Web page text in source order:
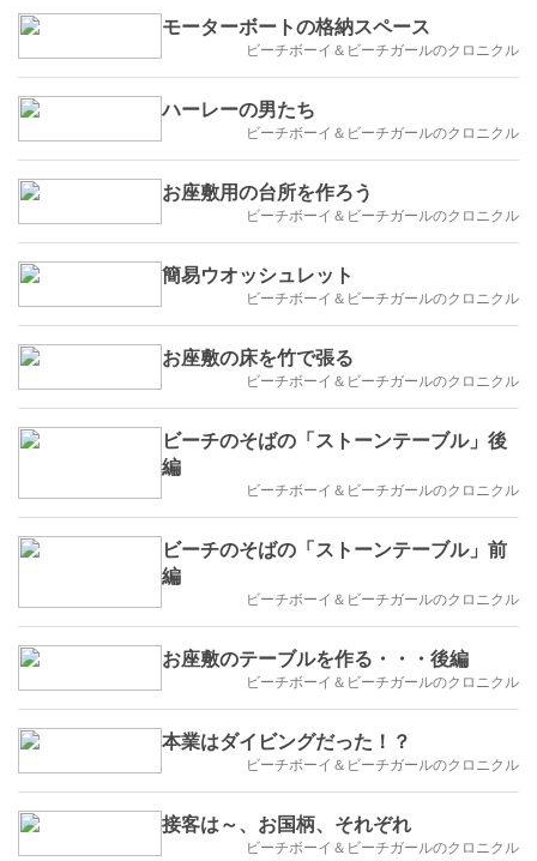
モーターボートの格納スペース
ビーチボーイ＆ビーチガールのクロニクル
ハーレーの男たち
ビーチボーイ＆ビーチガールのクロニクル
お座敷用の台所を作ろう
ビーチボーイ＆ビーチガールのクロニクル
簡易ウオッシュレット
ビーチボーイ＆ビーチガールのクロニクル
お座敷の床を竹で張る
ビーチボーイ＆ビーチガールのクロニクル
ビーチのそばの「ストーンテーブル」後
編
ビーチボーイ＆ビーチガールのクロニクル
ビーチのそばの「ストーンテーブル」前
編
ビーチボーイ＆ビーチガールのクロニクル
お座敷のテーブルを作る・・・後編
ビーチボーイ＆ビーチガールのクロニクル
本業はダイビングだった！？
ビーチボーイ＆ビーチガールのクロニクル
接客は～、お国柄、それぞれ
ビーチボーイ＆ビーチガールのクロニクル